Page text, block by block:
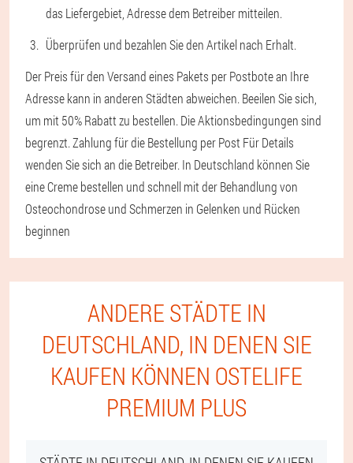
das Liefergebiet, Adresse dem Betreiber mitteilen.
Überprüfen und bezahlen Sie den Artikel nach Erhalt.
Der Preis für den Versand eines Pakets per Postbote an Ihre
Adresse kann in anderen Städten abweichen. Beeilen Sie sich,
um mit 50% Rabatt zu bestellen. Die Aktionsbedingungen sind
begrenzt. Zahlung für die Bestellung per Post Für Details
wenden Sie sich an die Betreiber. In Deutschland können Sie
eine Creme bestellen und schnell mit der Behandlung von
Osteochondrose und Schmerzen in Gelenken und Rücken
beginnen
ANDERE STÄDTE IN
DEUTSCHLAND, IN DENEN SIE
KAUFEN KÖNNEN OSTELIFE
PREMIUM PLUS